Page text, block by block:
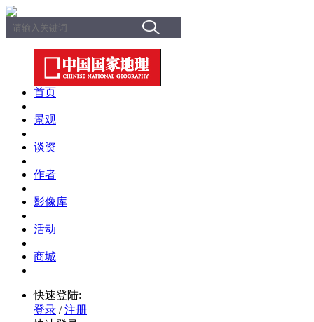
首页
景观
谈资
作者
影像库
活动
商城
快速登陆:
登录 / 注册